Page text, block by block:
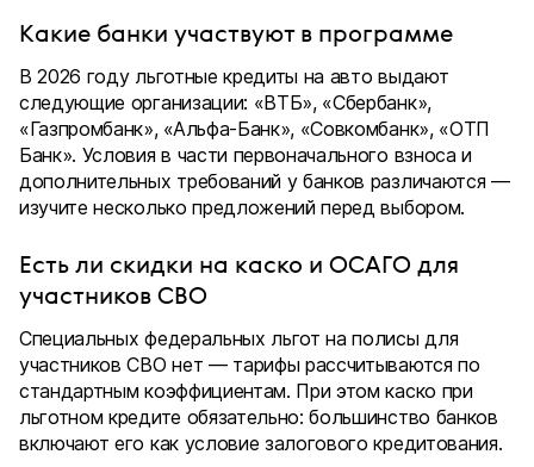
Какие банки участвуют в программе
В 2026 году льготные кредиты на авто выдают
следующие организации: «ВТБ», «Сбербанк»,
«Газпромбанк», «Альфа-Банк», «Совкомбанк», «ОТП
Банк». Условия в части первоначального взноса и
дополнительных требований у банков различаются —
изучите несколько предложений перед выбором.
Есть ли скидки на каско и ОСАГО для
участников СВО
Специальных федеральных льгот на полисы для
участников СВО нет — тарифы рассчитываются по
стандартным коэффициентам. При этом каско при
льготном кредите обязательно: большинство банков
включают его как условие залогового кредитования.